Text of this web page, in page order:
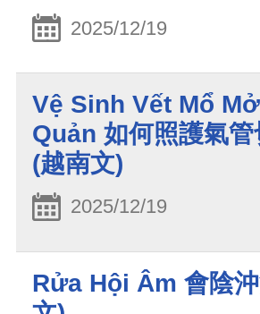
2025/12/19
Vệ Sinh Vết Mổ
Quản 如何照護氣管
(越南文)
2025/12/19
Rửa Hội Âm 會陰